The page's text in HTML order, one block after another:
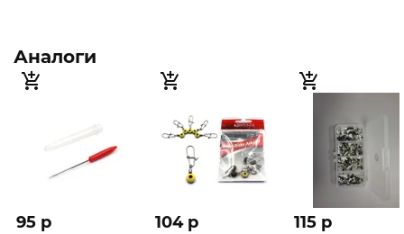
Аналоги
95 p 104 p 115 p